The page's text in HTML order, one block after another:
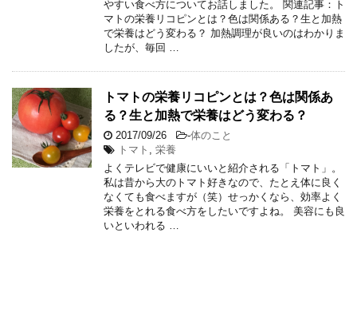
やすい食べ方についてお話しました。 関連記事：ト
マトの栄養リコピンとは？色は関係ある？生と加熱
で栄養はどう変わる？ 加熱調理が良いのはわかりま
したが、毎回 …
トマトの栄養リコピンとは？色は関係あ
る？生と加熱で栄養はどう変わる？
2017/09/26 -体のこと
トマト
栄養
よくテレビで健康にいいと紹介される「トマト」。
私は昔から大のトマト好きなので、たとえ体に良く
なくても食べますが（笑）せっかくなら、効率よく
栄養をとれる食べ方をしたいですよね。 美容にも良
いといわれる …